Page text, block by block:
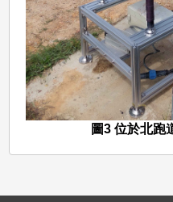
圖3 位於北跑